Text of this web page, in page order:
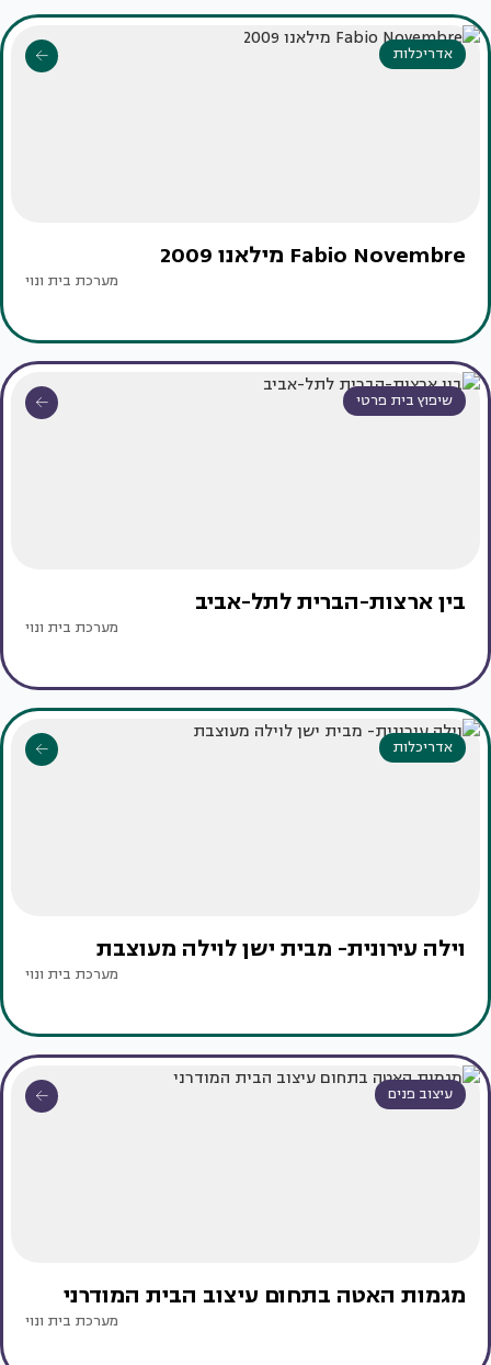
אדריכלות
Fabio Novembre מילאנו 2009
מערכת בית ונוי
שיפוץ בית פרטי
בין ארצות-הברית לתל-אביב
מערכת בית ונוי
אדריכלות
וילה עירונית- מבית ישן לוילה מעוצבת
מערכת בית ונוי
עיצוב פנים
מגמות האטה בתחום עיצוב הבית המודרני
מערכת בית ונוי